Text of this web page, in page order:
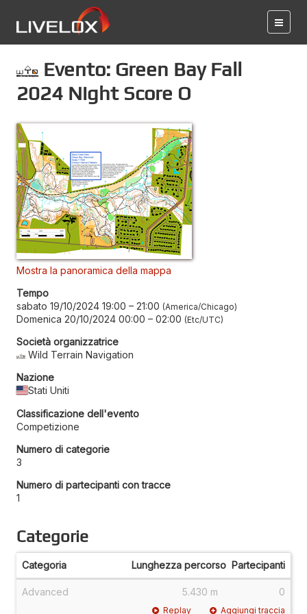
Evento: Green Bay Fall
2024 Night Score O
Mostra la panoramica della mappa
Tempo
sabato 19/10/2024 19:00 – 21:00 America/Chicago
Domenica 20/10/2024 00:00 – 02:00 Etc/UTC
Società organizzatrice
Wild Terrain Navigation
Nazione
Stati Uniti
Classificazione dell'evento
Competizione
Numero di categorie
3
Numero di partecipanti con tracce
1
Categorie
Categoria Lunghezza percorso Partecipanti
Advanced 5.430 m 0
Replay Aggiungi traccia